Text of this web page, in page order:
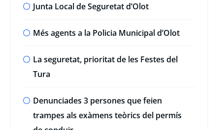
Junta Local de Seguretat d’Olot
Més agents a la Policia Municipal d’Olot
La seguretat, prioritat de les Festes del
Tura
Denunciades 3 persones que feien
trampes als exàmens teòrics del permís